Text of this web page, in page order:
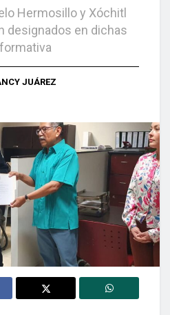
Hermosillo y Xóchitl
designados en dichas
JUÁREZ